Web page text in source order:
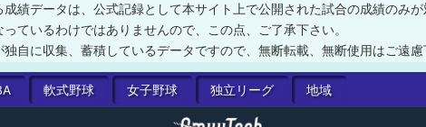
績データは、公式記録として本サイト上で公開された試合の成績のみが
ているわけではありませんので、この点、ご了承下さい。
自に収集、蓄積しているデータですので、無断転載、無断使用はご遠慮
軟式野球 女子野球 独立リーグ 地域